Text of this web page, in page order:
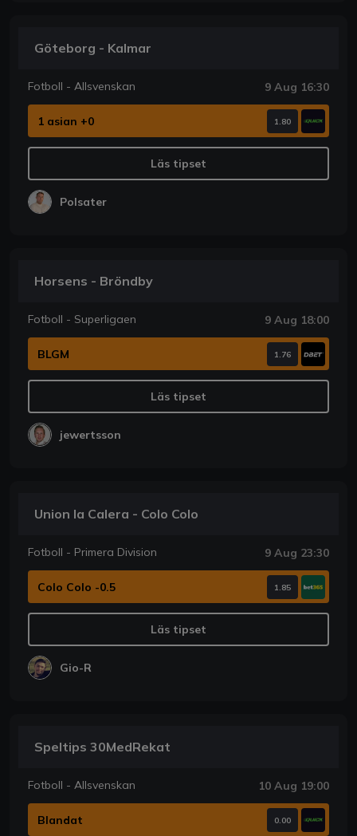
Göteborg - Kalmar
Fotboll - Allsvenskan 9 Aug 16:30
1 asian +0 1.80
Läs tipset
Polsater
Horsens - Bröndby
Fotboll - Superligaen 9 Aug 18:00
BLGM 1.76
Läs tipset
jewertsson
Union la Calera - Colo Colo
Fotboll - Primera Division 9 Aug 23:30
Colo Colo -0.5 1.85
Läs tipset
Gio-R
Speltips 30MedRekat
Fotboll - Allsvenskan 10 Aug 19:00
Blandat 0.00